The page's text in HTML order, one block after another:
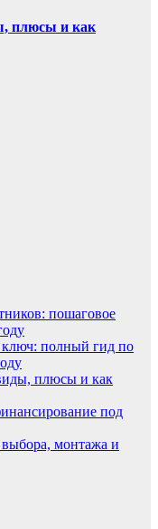
плюсы и как
пошаговое
полный гид по
плюсы и как
под
монтажа и